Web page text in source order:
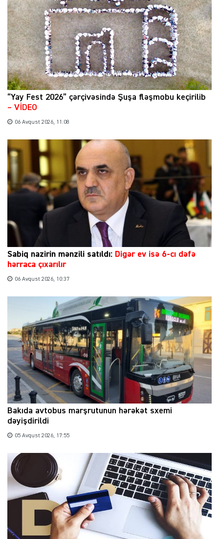
“Yay Fest 2026” çərçivəsində Şuşa fləşmobu keçirilib
– VİDEO
06 Avqust 2026, 11:08
Sabiq nazirin mənzili satıldı: Digər ev isə 6-cı dəfə
hərraca çıxarılır
06 Avqust 2026, 10:37
Bakıda avtobus marşrutunun hərəkət sxemi
dəyişdirildi
05 Avqust 2026, 17:55